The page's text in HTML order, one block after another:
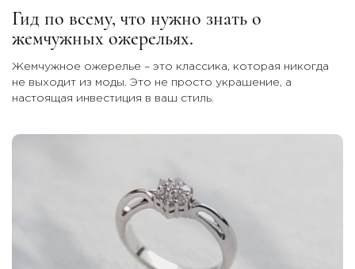
Гид по всему, что нужно знать о
жемчужных ожерельях.
Жемчужное ожерелье – это классика, которая никогда
не выходит из моды. Это не просто украшение, а
настоящая инвестиция в ваш стиль.